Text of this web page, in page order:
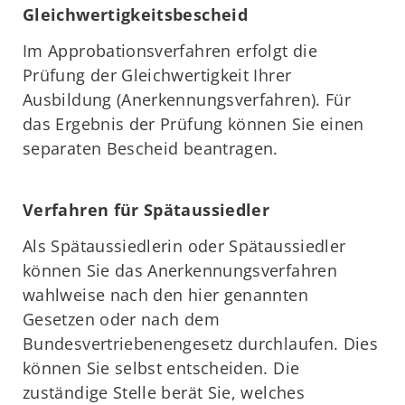
Gleichwertigkeitsbescheid
Im Approbationsverfahren erfolgt die
Prüfung der Gleichwertigkeit Ihrer
Ausbildung (Anerkennungsverfahren). Für
das Ergebnis der Prüfung können Sie einen
separaten Bescheid beantragen.
Verfahren für Spätaussiedler
Als Spätaussiedlerin oder Spätaussiedler
können Sie das Anerkennungsverfahren
wahlweise nach den hier genannten
Gesetzen oder nach dem
Bundesvertriebenengesetz durchlaufen. Dies
können Sie selbst entscheiden. Die
zuständige Stelle berät Sie, welches